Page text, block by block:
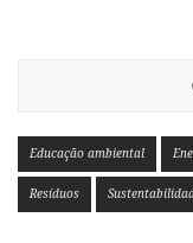
Educação ambiental
Resíduos